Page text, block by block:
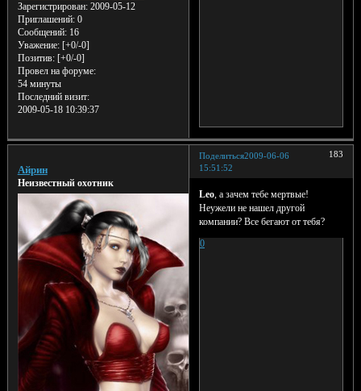
Зарегистрирован: 2009-05-12
Приглашений:0
Сообщений:16
Уважение: [+0/-0]
Позитив: [+0/-0]
Провел на форуме:
54 минуты
Последний визит:
2009-05-18 10:39:37
Поделиться 183
2009-06-06
15:51:52
Айрин
Неизвестный охотник
Leo, а зачем тебе мертвые!
Неужели не нашел другой
компании? Все бегают от тебя?
0